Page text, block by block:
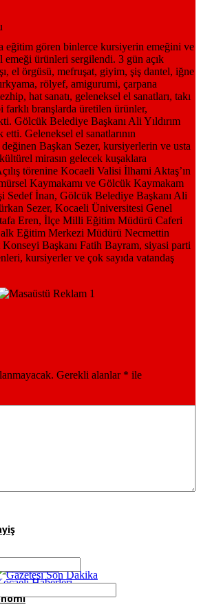
eğitim gören binlerce kursiyerin emeğini ve
emeği ürünleri sergilendi. 3 gün açık
el örgüsü, mefruşat, giyim, şiş dantel, iğne
rölyef, amigurumi, çarpana
hat sanatı, geleneksel el sanatları, takı
farklı branşlarda üretilen ürünler,
Gölcük Belediye Başkanı Ali Yıldırım
Geleneksel el sanatlarının
değinen Başkan Sezer, kursiyerlerin ve usta
mirasın gelecek kuşaklara
törenine Kocaeli Valisi İlhami Aktaş’ın
Kaymakamı ve Gölcük Kaymakam
Sedef İnan, Gölcük Belediye Başkanı Ali
Sezer, Kocaeli Üniversitesi Genel
Eren, İlçe Milli Eğitim Müdürü Caferi
Eğitim Merkezi Müdürü Necmettin
Başkanı Fatih Bayram, siyasi parti
kursiyerler ve çok sayıda vatandaş
Gerekli alanlar * ile